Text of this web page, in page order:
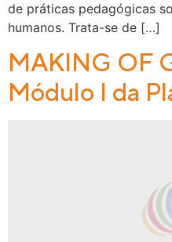
de práticas pedagógicas
humanos. Trata-se de […]
MAKING OF
Módulo I da